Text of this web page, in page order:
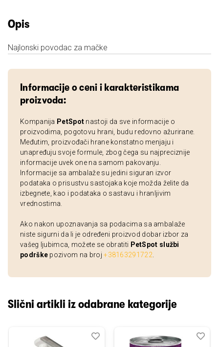
Opis
Najlonski povodac za mačke
Informacije o ceni i karakteristikama
proizvoda:
Kompanija PetSpot nastoji da sve informacije o
proizvodima, pogotovu hrani, budu redovno ažurirane.
Međutim, proizvođači hrane konstatno menjaju i
unapređuju svoje formule, zbog čega su najpreciznije
informacije uvek one na samom pakovanju.
Informacije sa ambalaže su jedini siguran izvor
podataka o prisustvu sastojaka koje možda želite da
izbegnete, kao i podataka o sastavu i hranljivim
vrednostima.
Ako nakon upoznavanja sa podacima sa ambalaže
niste sigurni da li je određeni proizvod dobar izbor za
vašeg ljubimca, možete se obratiti PetSpot službi
podrške pozivom na broj+38163291722
Slični artikli iz odabrane kategorije
Dodaj
Uporedi